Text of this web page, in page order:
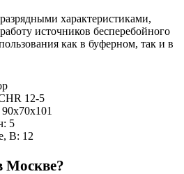
характеристиками,
источников бесперебойного
как в буферном, так и в
12-5
90х70х101
: 5
В: 12
Москве?